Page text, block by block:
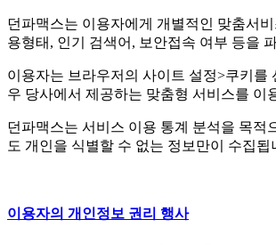
던파맥스는 이용자에게 개별적인 맞춤서
용형태, 인기 검색어, 보안접속 여부 등을
이용자는 브라우저의 사이트 설정>쿠키 를
우 당사에서 제공하는 맞춤형 서비스를 이
던파맥스는 서비스 이용 통계 분석을 목적
도 개인을 식별할 수 없는 정보만이 수집
이용자의 개인정보 권리 행사